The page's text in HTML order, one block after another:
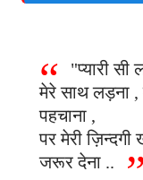
"प्यारी सी
मेरे साथ लड़ना
पहचाना ,
पर मेरी
जरूर देना ..